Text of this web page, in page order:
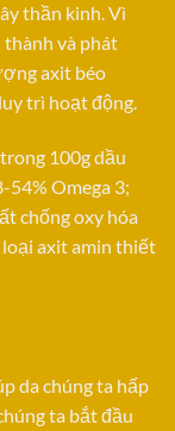
thần kinh. Vì
thành và phát
axit béo
trì hoạt động.
100g dầu
54% Omega 3;
chống oxy hóa
loại axit amin thiết
da chúng ta hấp
ta bắt đầu